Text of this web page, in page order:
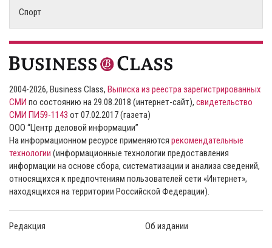
Спорт
2004-2026, Business Class, Выписка из реестра зарегистрированных
СМИ по состоянию на 29.08.2018 (интернет-сайт), свидетельство
СМИ ПИ59-1143 от 07.02.2017 (газета)
ООО “Центр деловой информации”
На информационном ресурсе применяются рекомендательные
технологии (информационные технологии предоставления
информации на основе сбора, систематизации и анализа сведений,
относящихся к предпочтениям пользователей сети «Интернет»,
находящихся на территории Российской Федерации).
Редакция Об издании